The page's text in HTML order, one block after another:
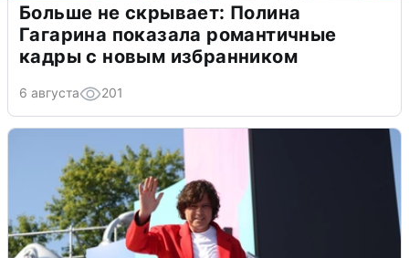
Больше не скрывает: Полина
Гагарина показала романтичные
кадры с новым избранником
6 августа 201